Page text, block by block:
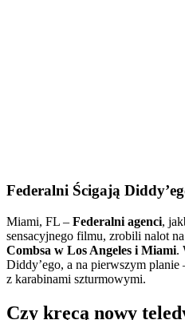
Federalni Ścigają
Miami, FL – Federalni agenci,
sensacyjnego filmu, zrobili nalot
Combsa w Los Angeles i Miami.
Diddy’ego, a na pierwszym
z karabinami szturmowymi.
Czy kręcą nowy